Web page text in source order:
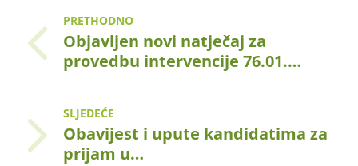
PRETHODNO
Objavljen novi natječaj za
provedbu intervencije 76.01.…
SLJEDEĆE
Obavijest i upute kandidatima za
prijam u…